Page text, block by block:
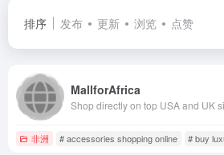
排序 发布 更新 浏览 点赞
MallforAfrica
非洲 # accessories shopping online # buy